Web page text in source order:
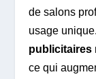
de salons
usage
publicitaires
ce qui